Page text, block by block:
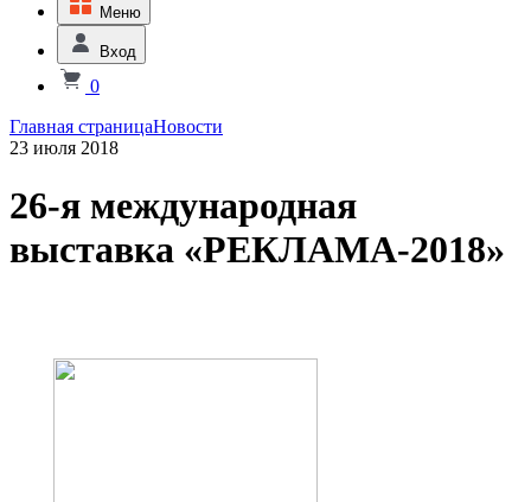
Меню
Вход
0
Главная страницаНовости
23 июля 2018
26-я международная
выставка «РЕКЛАМА-2018»